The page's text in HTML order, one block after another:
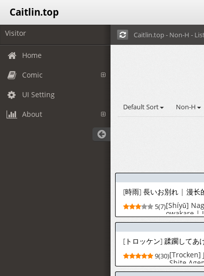
Caitlin.top
Visitor
Home
Comic
UI Setting
About
Caitlin.top - Non-H -
Default Sort Non-H
5(7)[Shíyǔ]
owakare |
Larga
(Shingeki
Kyojin)
[Mister
[Digital]
[トロッケン] 蹂躙してあ
9(30)[Trocken]
Shite
Ne ♡